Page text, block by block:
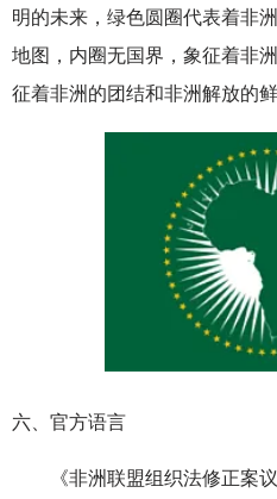
明的未来，绿色圆圈代表着非
地图，内圈无国界，象征着非
征着非洲的团结和非洲解放的鲜
六、官方语言
《非洲联盟组织法修正案